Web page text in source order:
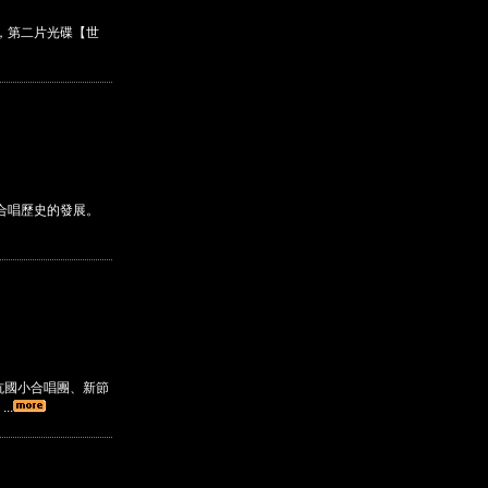
第二片光碟【世
歷史的發展。
小合唱團、新節
...